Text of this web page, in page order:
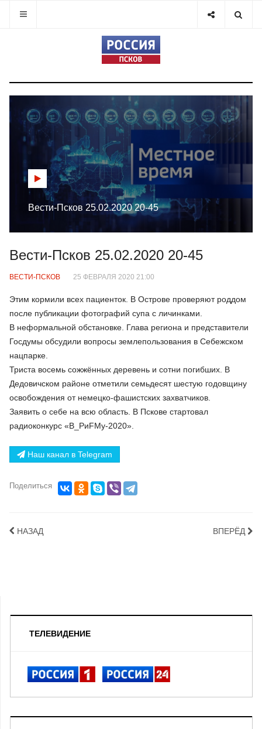
Вести-Псков 25.02.2020 20-45
Вести-Псков 25.02.2020 20-45
ВЕСТИ-ПСКОВ 25 ФЕВРАЛЯ 2020 21:00
Этим кормили всех пациенток. В Острове проверяют роддом
после публикации фотографий супа с личинками.
В неформальной обстановке. Глава региона и представители
Госдумы обсудили вопросы землепользования в Себежском
нацпарке.
Триста восемь сожжённых деревень и сотни погибших. В
Дедовичском районе отметили семьдесят шестую годовщину
освобождения от немецко-фашистских захватчиков.
Заявить о себе на всю область. В Пскове стартовал
радиоконкурс «В_РиFMу-2020».
Наш канал в Telegram
Поделиться
НАЗАД ВПЕРЁД
ТЕЛЕВИДЕНИЕ